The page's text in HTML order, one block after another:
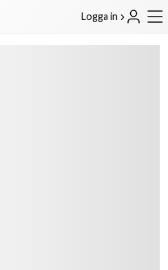
Logga in